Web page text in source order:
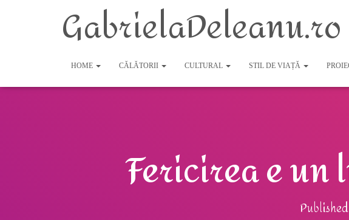
GabrielaDeleanu.ro
HOME CĂLĂTORII CULTURAL STIL DE VIAȚĂ
Fericirea e un